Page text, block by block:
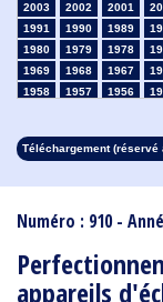
Numéro : 910 -
appareils
2003
2002 2001
1991
1990 1989
1980
1979 1978
1969
1968 1967
1958
1957 1956
1913
1912 1911
Téléchargement (réservé